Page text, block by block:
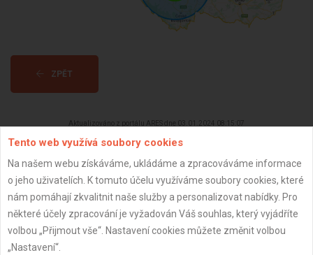
ZPĚT
Aktualizováno z portálu ARES dne 03.01.2024 08:15:07
Důležité informace
Naše firmy a řemeslníci
Tento web využívá soubory cookies
Na našem webu získáváme, ukládáme a zpracováváme informace
o jeho uživatelích. K tomuto účelu využíváme soubory cookies, které
nám pomáhají zkvalitnit naše služby a personalizovat nabídky. Pro
některé účely zpracování je vyžadován Váš souhlas, který vyjádříte
volbou „Přijmout vše“. Nastavení cookies můžete změnit volbou
„Nastavení“.